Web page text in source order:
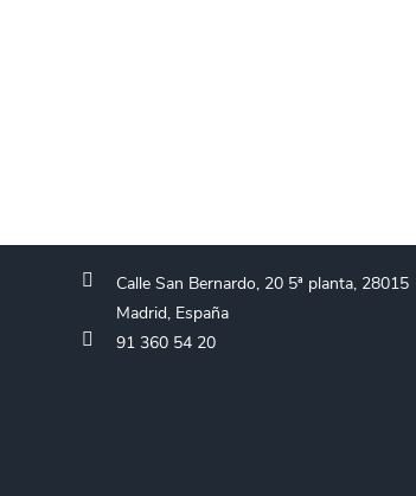
Calle San Bernardo, 20 5ª planta, 28015
Madrid, España
91 360 54 20